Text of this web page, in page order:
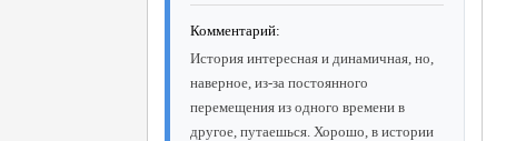
Комментарий:
История интересная и динамичная, но,
наверное, из-за постоянного
перемещения из одного времени в
другое, путаешься. Хорошо, в истории